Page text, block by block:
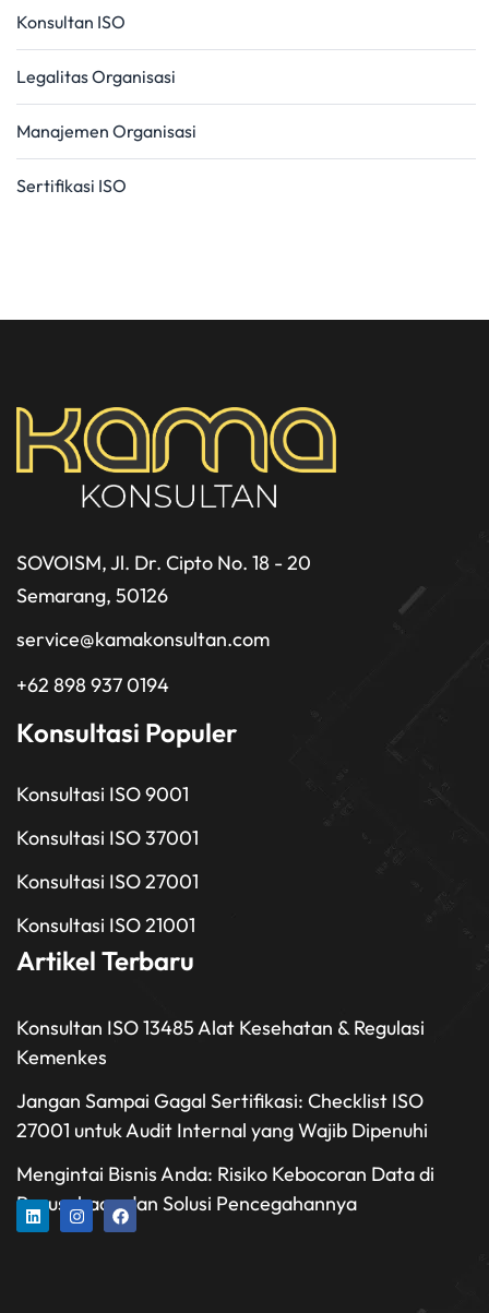
Konsultan ISO
Legalitas Organisasi
Manajemen Organisasi
Sertifikasi ISO
SOVOISM, Jl. Dr. Cipto No. 18 - 20
Semarang, 50126
service@kamakonsultan.com
+62 898 937 0194
Konsultasi Populer
Konsultasi ISO 9001
Konsultasi ISO 37001
Konsultasi ISO 27001
Konsultasi ISO 21001
Artikel Terbaru
Konsultan ISO 13485 Alat Kesehatan & Regulasi
Kemenkes
Jangan Sampai Gagal Sertifikasi: Checklist ISO
27001 untuk Audit Internal yang Wajib Dipenuhi
Mengintai Bisnis Anda: Risiko Kebocoran Data di
Perusahaan dan Solusi Pencegahannya